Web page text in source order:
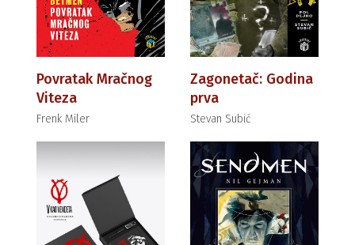
Povratak Mračnog
Viteza
Frenk Miler
Zagonetač: Godina
prva
Stevan Subić